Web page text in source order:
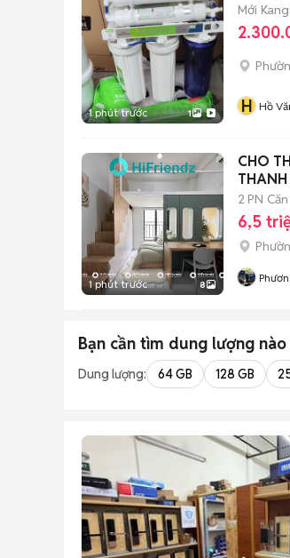
1 phút trước 1
Mới
H Hồ
1 phút trước 8
CHO
THANH
2 PN
6,5
Bạn cần tìm dung lượng nào
Dung lượng: 64 GB 128 GB